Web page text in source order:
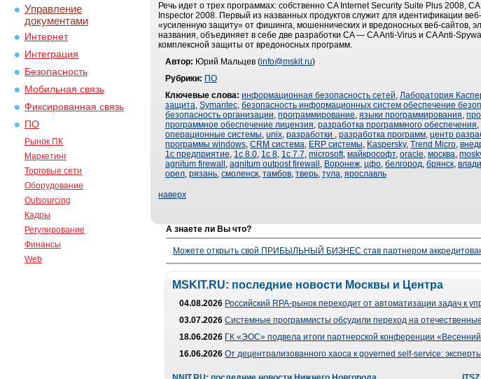
Управление
документами
Интернет
Интеграция
Безопасность
Мобильная связь
Фиксированная связь
ПО
Рынок ПК
Маркетинг
Торговые сети
Оборудование
Outsourcing
Кадры
Регулирование
Финансы
Web
Речь идет о трех программах: собственно CA Internet Security Suite Plus 2008,
Inspector 2008. Первый из названных продуктов служит для идентификации
«усиленную защиту» от фишинга, мошеннических и вредоносных веб-сайтов,
названия, объединяет в себе две разработки CA — CA Anti-Virus и CA Anti-
комплексной защиты от вредоносных программ.
Автор: Юрий Мальцев (info@mskit.ru)
Рубрики: ПО
Ключевые слова: информационная безопасность сетей, Лаборатория
защита, Symantec, безопасность информационных систем обеспечение
безопасность организации, программирование, языки программирования,
программное обеспечение лицензия, разработка программного обеспечения,
операционные системы, unix, разработки , разработка программ, центр
программы windows, CRM система, ERP системы, Kaspersky, Trend Micro,
1с предприятие, 1с 8.0, 1с 8, 1с 7.7, microsoft, майкрософт, oracle, москва,
agnitum firewall , agnitum outpost firewall , Воронеж, цфо, белгород, брянск,
орел, рязань, смоленск, тамбов, тверь, тула, ярославль
наверх
А знаете ли Вы что?
Можете открыть свой ПРИБЫЛЬНЫЙ БИЗНЕС став партнером
MSKIT.RU: последние новости Москвы и Центра
04.08.2026 Российский RPA-рынок переходит от автоматизации задач к
03.07.2026 Системные программисты обсудили переход на
18.06.2026 ГК «ЭОС» подвела итоги партнерской конференции
16.06.2026 От децентрализованного хаоса к governed self-service: